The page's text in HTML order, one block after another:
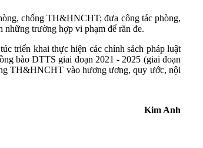
chống TH&HNCHT; đưa công tác phòng,
trường hợp vi phạm để răn đe.
triển khai thực hiện các chính sách pháp luật
bào DTTS giai đoạn 2021 - 2025 (giai đoạn
TH&HNCHT vào hương ương, quy ước, nội
Kim Anh